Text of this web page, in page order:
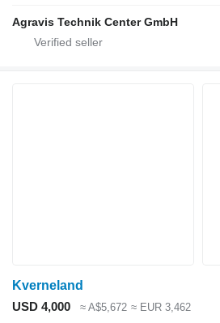
Agravis Technik Center GmbH
Kverneland
USD 4,000
≈ A$5,672 ≈ EUR 3,462